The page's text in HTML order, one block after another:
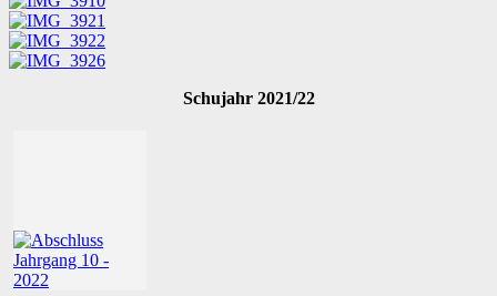
Schujahr 2021/22